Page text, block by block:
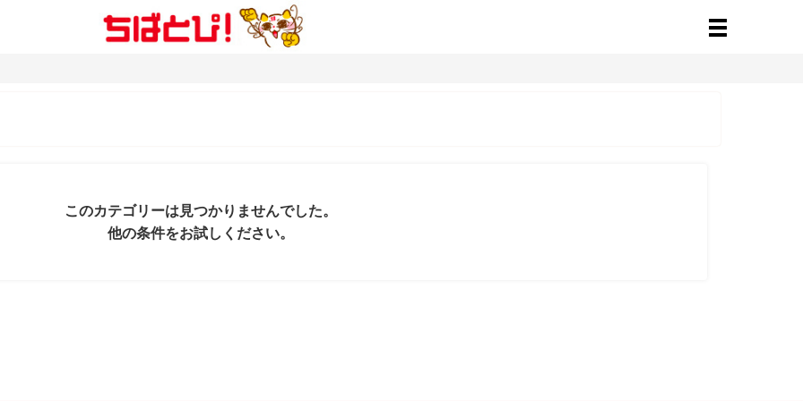
このカテゴリーは見つかりませんでした。
他の条件をお試しください。